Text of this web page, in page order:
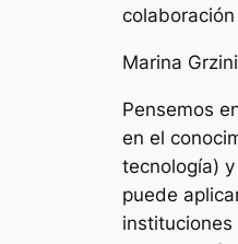
Marina
Pensemos
en el
tecnología)
puede
instituciones